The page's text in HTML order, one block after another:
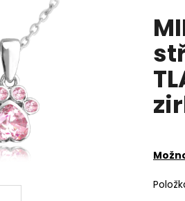
je
z
5